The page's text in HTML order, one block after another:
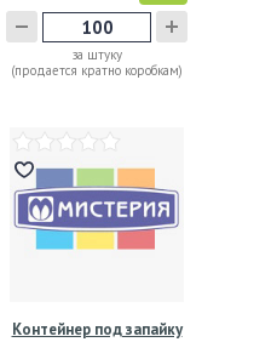
за штуку
(продается кратно коробкам)
Контейнер под запайку